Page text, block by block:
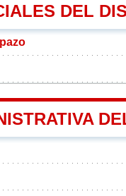
DEL